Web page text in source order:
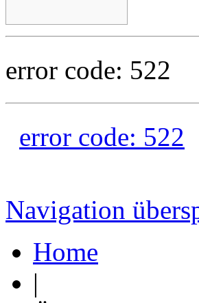
error code: 522
error code: 522
Navigation
Home
|